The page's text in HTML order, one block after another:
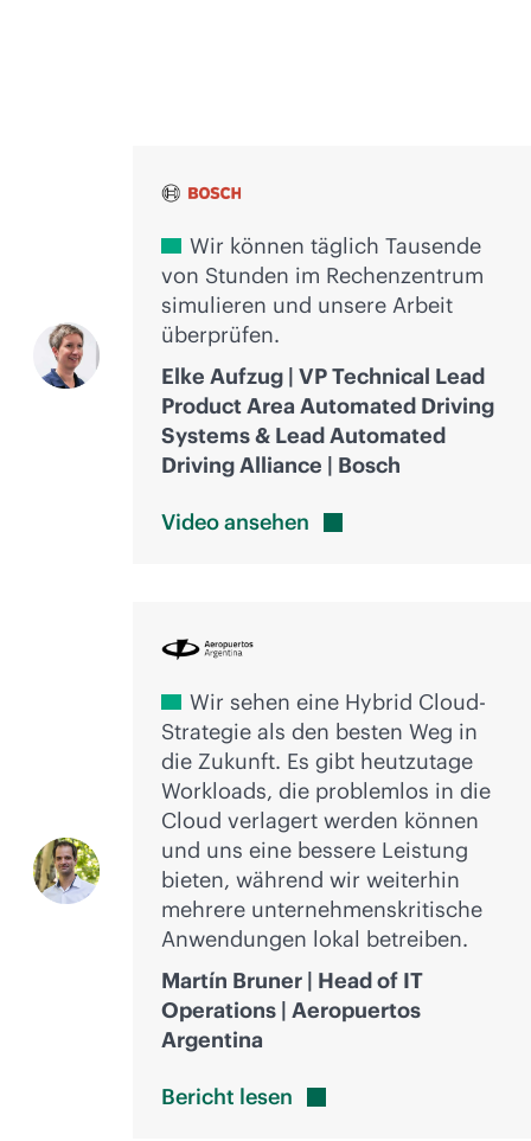
Wir können täglich Tausende
von Stunden im Rechenzentrum
simulieren und unsere Arbeit
überprüfen.
Elke Aufzug | VP Technical Lead
Product Area Automated Driving
Systems & Lead Automated
Driving Alliance | Bosch
Videoansehen
Wir sehen eine Hybrid Cloud-
Strategie als den besten Weg in
die Zukunft. Es gibt heutzutage
Workloads, die problemlos in die
Cloud verlagert werden können
und uns eine bessere Leistung
bieten, während wir weiterhin
mehrere unternehmenskritische
Anwendungen lokal betreiben.
Martín Bruner | Head of IT
Operations | Aeropuertos
Argentina
Bericht lesen